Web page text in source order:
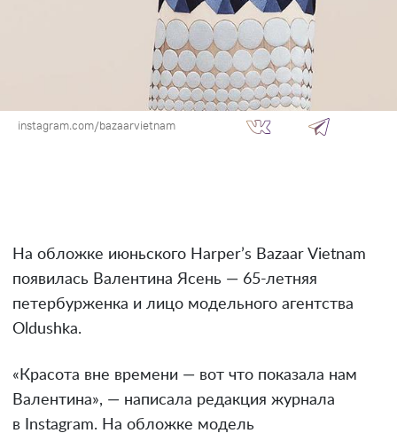
instagram.com/bazaarvietnam
На обложке июньского Harper’s Bazaar Vietnam
появилась Валентина Ясень — 65-летняя
петербурженка и лицо модельного агентства
Oldushka.
«Красота вне времени — вот что показала нам
Валентина», — написала редакция журнала
в Instagram. На обложке модель